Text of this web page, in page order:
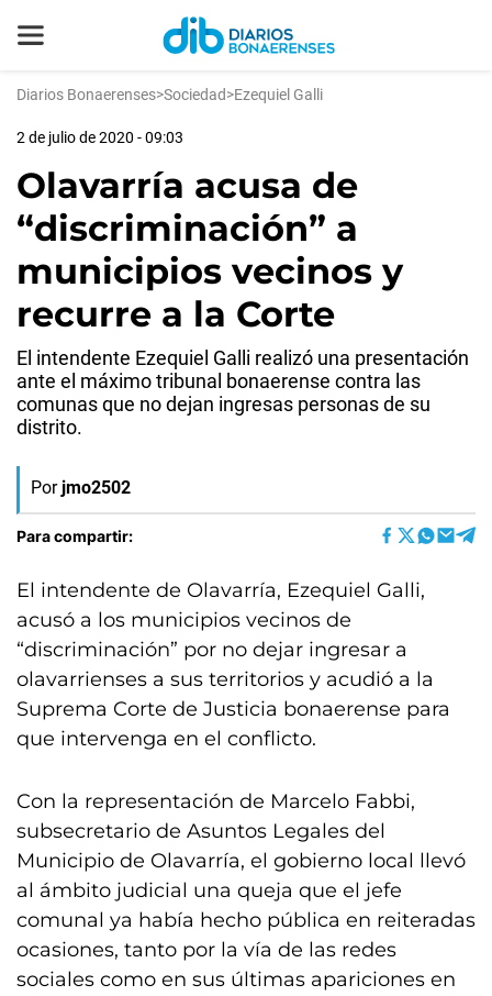
Diarios Bonaerenses>Sociedad>Ezequiel Galli
2 de julio de 2020 - 09:03
Olavarría acusa de
“discriminación” a
municipios vecinos y
recurre a la Corte
El intendente Ezequiel Galli realizó una presentación
ante el máximo tribunal bonaerense contra las
comunas que no dejan ingresas personas de su
distrito.
Por jmo2502
Para compartir:
El intendente de Olavarría, Ezequiel Galli,
acusó a los municipios vecinos de
“discriminación” por no dejar ingresar a
olavarrienses a sus territorios y acudió a la
Suprema Corte de Justicia bonaerense para
que intervenga en el conflicto.
Con la representación de Marcelo Fabbi,
subsecretario de Asuntos Legales del
Municipio de Olavarría, el gobierno local llevó
al ámbito judicial una queja que el jefe
comunal ya había hecho pública en reiteradas
ocasiones, tanto por la vía de las redes
sociales como en sus últimas apariciones en